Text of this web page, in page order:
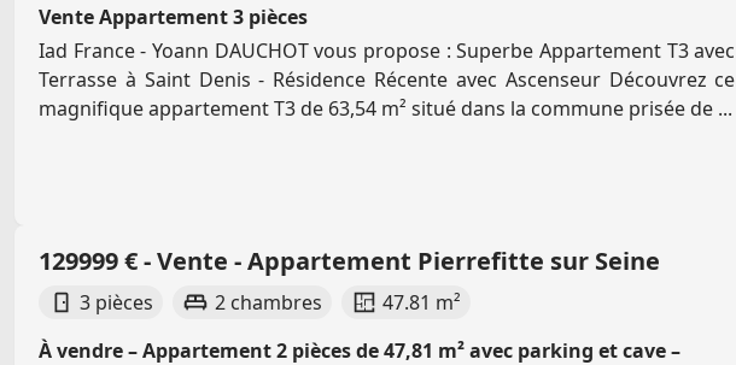
Vente Appartement 3 pièces
Iad France - Yoann DAUCHOT vous propose : Superbe Appartement T3 avec
Terrasse à Saint Denis - Résidence Récente avec Ascenseur Découvrez ce
magnifique appartement T3 de 63,54 m² situé dans la commune prisée de ...
129999 € - Vente - Appartement Pierrefitte sur Seine
3 pièces 2 chambres
47.81 m²
À vendre – Appartement 2 pièces de 47,81 m² avec parking et cave –